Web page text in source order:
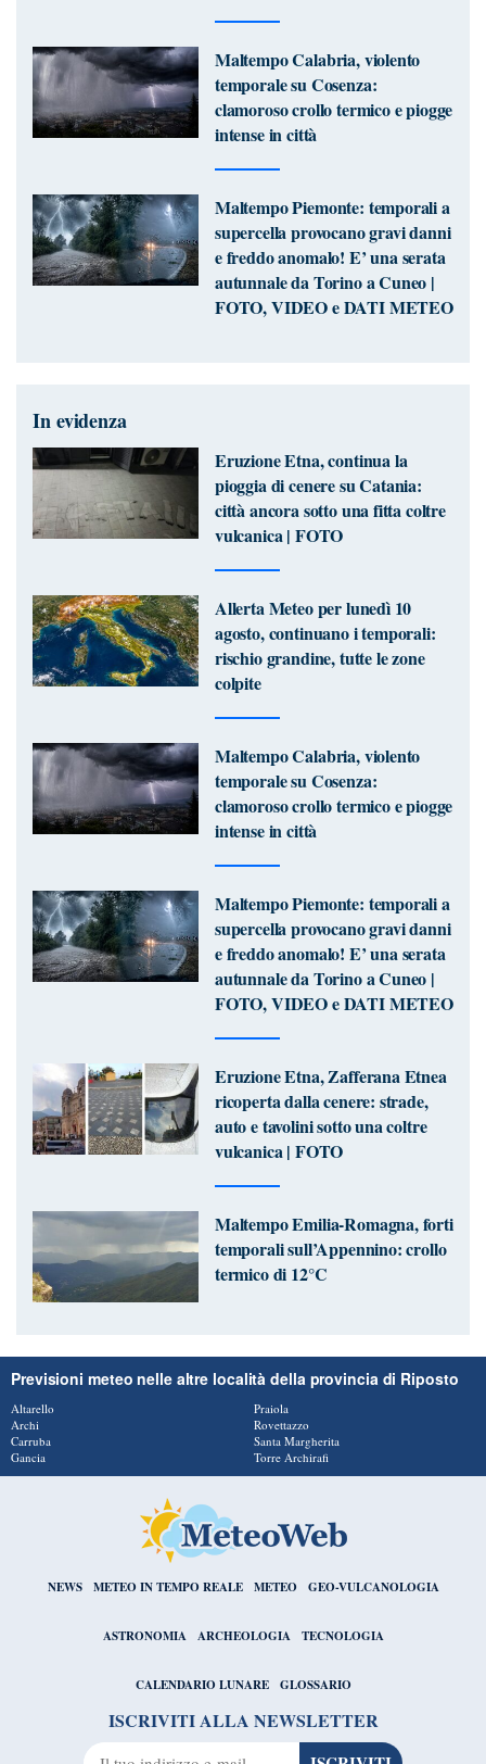
Maltempo Calabria, violento
temporale su Cosenza:
clamoroso crollo termico e piogge
intense in città
Maltempo Piemonte: temporali a
supercella provocano gravi danni
e freddo anomalo! E’ una serata
autunnale da Torino a Cuneo |
FOTO, VIDEO e DATI METEO
In evidenza
Eruzione Etna, continua la
pioggia di cenere su Catania:
città ancora sotto una fitta coltre
vulcanica | FOTO
Allerta Meteo per lunedì 10
agosto, continuano i temporali:
rischio grandine, tutte le zone
colpite
Maltempo Calabria, violento
temporale su Cosenza:
clamoroso crollo termico e piogge
intense in città
Maltempo Piemonte: temporali a
supercella provocano gravi danni
e freddo anomalo! E’ una serata
autunnale da Torino a Cuneo |
FOTO, VIDEO e DATI METEO
Eruzione Etna, Zafferana Etnea
ricoperta dalla cenere: strade,
auto e tavolini sotto una coltre
vulcanica | FOTO
Maltempo Emilia-Romagna, forti
temporali sull’Appennino: crollo
termico di 12°C
Previsioni meteo nelle altre località della provincia di Riposto
Altarello
Archi
Carruba
Gancia
Praiola
Rovettazzo
Santa Margherita
Torre Archirafi
NEWS METEO IN TEMPO REALE METEO GEO-VULCANOLOGIA
ASTRONOMIA ARCHEOLOGIA TECNOLOGIA
CALENDARIO LUNARE GLOSSARIO
ISCRIVITI ALLA NEWSLETTER